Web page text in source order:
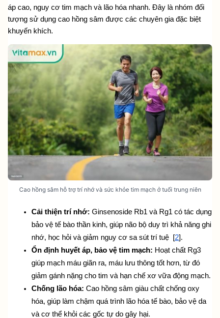
áp cao, nguy cơ tim mạch và lão hóa nhanh. Đây là nhóm đối
tượng sử dụng cao hồng sâm được các chuyên gia đặc biệt
khuyến khích.
Cao hồng sâm hỗ trợ trí nhớ và sức khỏe tim mạch ở tuổi trung niên
Cải thiện trí nhớ: Ginsenoside Rb1 và Rg1 có tác dụng
bảo vệ tế bào thần kinh, giúp não bộ duy trì khả năng ghi
nhớ, học hỏi và giảm nguy cơ sa sút trí tuệ  [2].
Ổn định huyết áp, bảo vệ tim mạch: Hoạt chất Rg3
giúp mạch máu giãn ra, máu lưu thông tốt hơn, từ đó
giảm gánh nặng cho tim và hạn chế xơ vữa động mạch.
Chống lão hóa: Cao hồng sâm giàu chất chống oxy
hóa, giúp làm chậm quá trình lão hóa tế bào, bảo vệ da
và cơ thể khỏi các gốc tự do gây hại.